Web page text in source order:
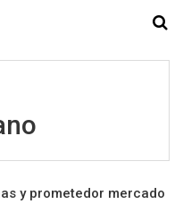
y prometedor mercado